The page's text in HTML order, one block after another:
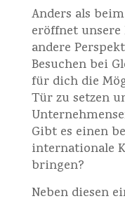
Anders als
eröffnet unsere
andere
Besuchen bei
für dich die
Tür zu setzen
Gibt es einen
internationale
bringen?
Neben diesen